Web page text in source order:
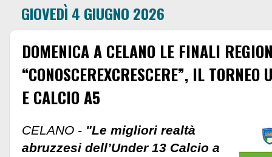
GIOVEDÌ 4 GIUGNO 2026
DOMENICA A CELANO LE FINALI
“CONOSCEREXCRESCERE”, IL
E CALCIO A5
CELANO - "Le migliori realtà
abruzzesi dell’Under 13 Calcio a